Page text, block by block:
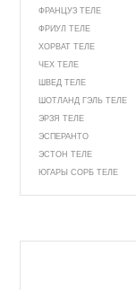
ФРАНЦУЗ ТЕЛЕ
ФРИУЛ ТЕЛЕ
ХОРВАТ ТЕЛЕ
ЧЕХ ТЕЛЕ
ШВЕД ТЕЛЕ
ШОТЛАНД ГЭЛЬ ТЕЛЕ
ЭРЗЯ ТЕЛЕ
ЭСПЕРАНТО
ЭСТОН ТЕЛЕ
ЮГАРЫ СОРБ ТЕЛЕ